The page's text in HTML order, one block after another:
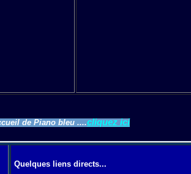
de Piano bleu ....cliquez ici
Quelques liens directs...